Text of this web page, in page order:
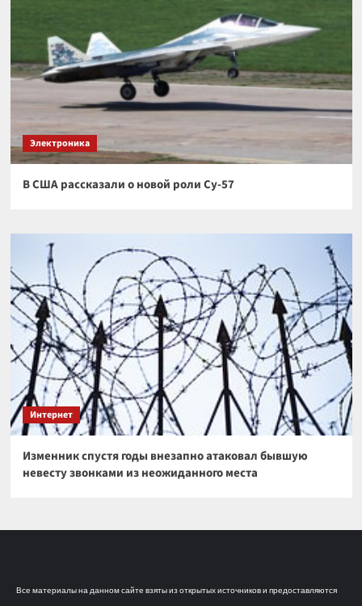
Электроника
В США рассказали о новой роли Су-57
Интернет
Изменник спустя годы внезапно атаковал бывшую
невесту звонками из неожиданного места
Все материалы на данном сайте взяты из открытых источников и предоставляются